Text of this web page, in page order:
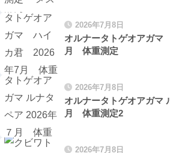
2026年7月8日
オルナータトゲオアガ
月 体重測定
2026年7月8日
オルナータトゲオアガマ
月 体重測定2
2026年7月8日